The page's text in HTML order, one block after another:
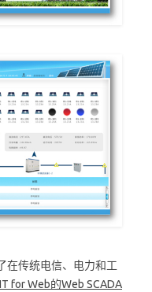
在传统电信、电力和工
for Web的Web SCADA